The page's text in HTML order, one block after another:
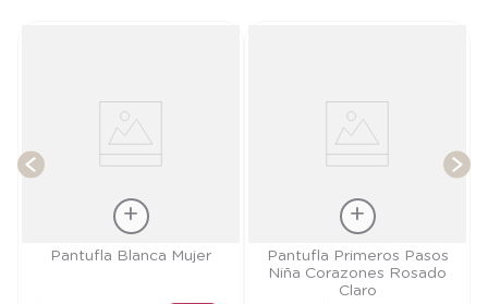
TallaPantufla Blanca Mujer Talla
Pantufla Primeros Pasos
Niña Corazones Rosado
Claro